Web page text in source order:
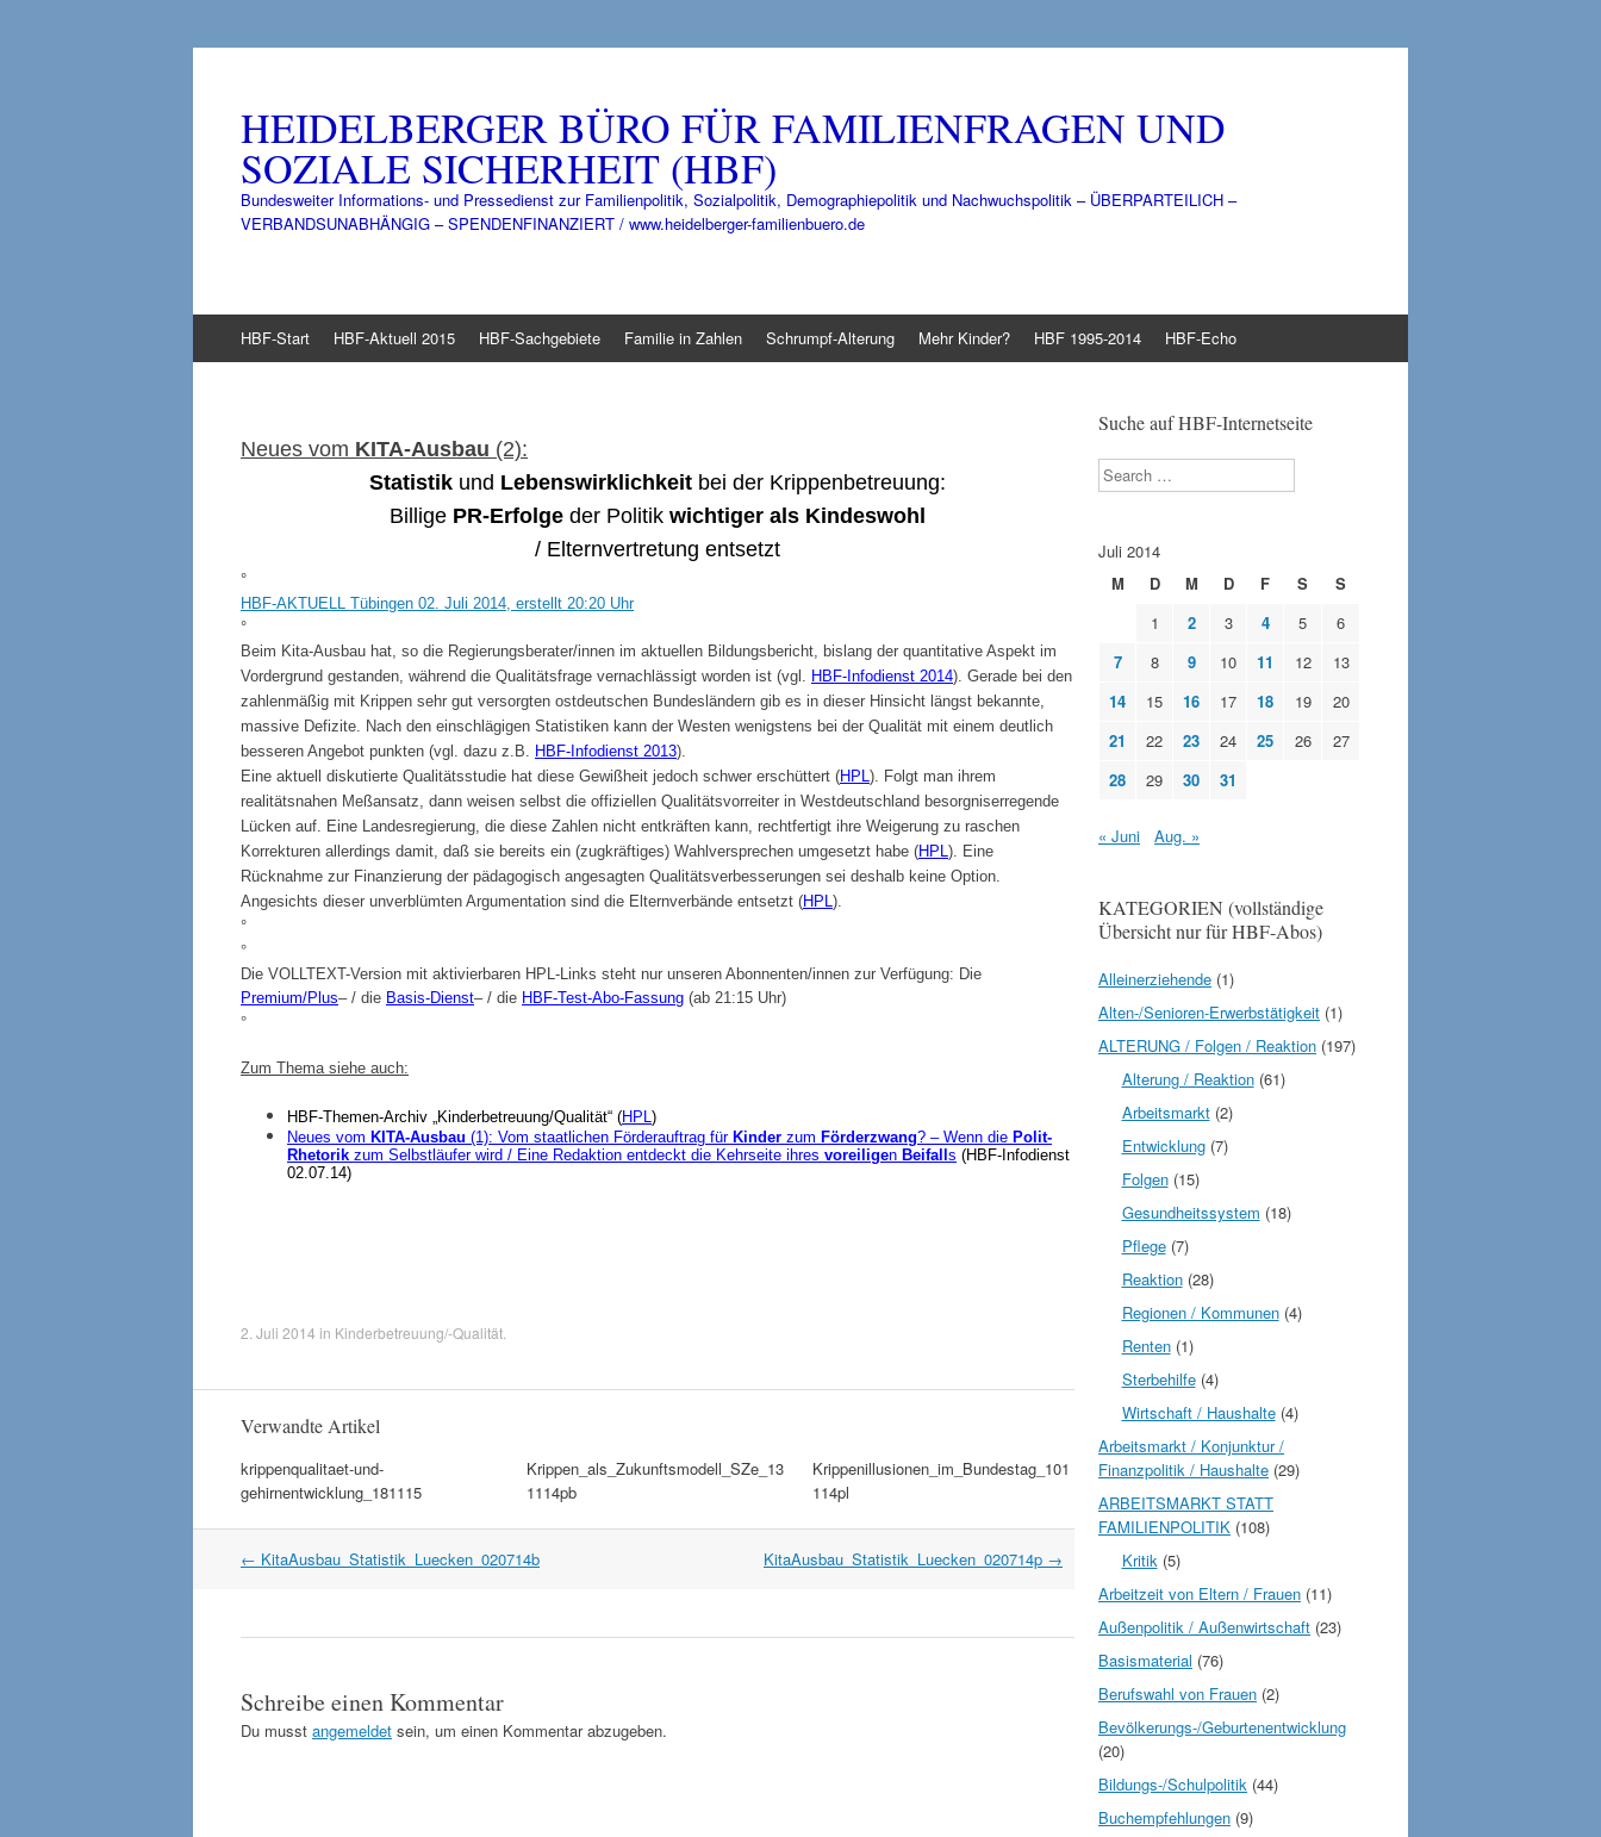
HEIDELBERGER BÜRO FÜR FAMILIENFRAGEN UND
SOZIALE SICHERHEIT (HBF)
Bundesweiter Informations- und Pressedienst zur Familienpolitik, Sozialpolitik, Demographiepolitik und Nachwuchspolitik – ÜBERPARTEILICH –
VERBANDSUNABHÄNGIG – SPENDENFINANZIERT / www.heidelberger-familienbuero.de
Inhalt
HBF-Start HBF-Aktuell 2015 HBF-Sachgebiete Familie in Zahlen Schrumpf-Alterung Mehr Kinder? HBF 1995-2014 HBF-Echo
Neues vom KITA-Ausbau (2):
Statistik und Lebenswirklichkeit bei der Krippenbetreuung:
Billige PR-Erfolge der Politik wichtiger als Kindeswohl
/ Elternvertretung entsetzt
°
HBF-AKTUELL Tübingen 02. Juli 2014, erstellt 20:20 Uhr
°
Beim Kita-Ausbau hat, so die Regierungsberater/innen im aktuellen Bildungsbericht, bislang der quantitative Aspekt im
Vordergrund gestanden, während die Qualitätsfrage vernachlässigt worden ist (vgl. HBF-Infodienst 2014). Gerade bei den
zahlenmäßig mit Krippen sehr gut versorgten ostdeutschen Bundesländern gib es in dieser Hinsicht längst bekannte,
massive Defizite. Nach den einschlägigen Statistiken kann der Westen wenigstens bei der Qualität mit einem deutlich
besseren Angebot punkten (vgl. dazu z.B. HBF-Infodienst 2013).
Eine aktuell diskutierte Qualitätsstudie hat diese Gewißheit jedoch schwer erschüttert (HPL ). Folgt man ihrem
realitätsnahen Meßansatz, dann weisen selbst die offiziellen Qualitätsvorreiter in Westdeutschland besorgniserregende
Lücken auf. Eine Landesregierung, die diese Zahlen nicht entkräften kann, rechtfertigt ihre Weigerung zu raschen
Korrekturen allerdings damit, daß sie bereits ein (zugkräftiges) Wahlversprechen umgesetzt habe (HPL ). Eine
Rücknahme zur Finanzierung der pädagogisch angesagten Qualitätsverbesserungen sei deshalb keine Option.
Angesichts dieser unverblümten Argumentation sind die Elternverbände entsetzt (HPL ).
°
°
Die VOLLTEXT-Version mit aktivierbaren HPL-Links steht nur unseren Abonnenten/innen zur Verfügung: Die
Premium/Plus– / die Basis-Dienst– / die HBF-Test-Abo-Fassung (ab 21:15 Uhr)
°
Zum Thema siehe auch:
HBF-Themen-Archiv „Kinderbetreuung/Qualität“ (HPL )
Neues vom KITA-Ausbau (1): Vom staatlichen Förderauftrag für Kinder zum Förderzwang? – Wenn die Polit-
Rhetorik zum Selbstläufer wird / Eine Redaktion entdeckt die Kehrseite ihres voreiligen Beifalls (HBF-Infodienst
02.07.14)
2. Juli 2014 in Kinderbetreuung/-Qualität
Verwandte Artikel
krippenqualitaet-und-
gehirnentwicklung_181115
Krippen_als_Zukunftsmodell_SZe_13
1114pb
Krippenillusionen_im_Bundestag_101
114pl
Artikel
← KitaAusbau_Statistik_Luecken_020714b KitaAusbau_Statistik_Luecken_020714p →
Schreibe einen Kommentar
Du musst angemeldet sein, um einen Kommentar abzugeben.
Suche auf HBF-Internetseite
Search
Juli 2014
M
D M D F S
S
1
2 3 4 5
6
7
8 9 10 11 12
13
14
15 16 17 18 19
20
21
22 23 24 25 26
27
28
29 30 31
« Juni Aug. »
KATEGORIEN (vollständige
Übersicht nur für HBF-Abos)
Alleinerziehende (1)
Alten-/Senioren-Erwerbstätigkeit (1)
ALTERUNG / Folgen / Reaktion (197)
Alterung / Reaktion(61)
Arbeitsmarkt(2)
Entwicklung(7)
Folgen(15)
Gesundheitssystem (18)
Pflege(7)
Reaktion(28)
Regionen / Kommunen(4)
Renten(1)
Sterbehilfe(4)
Wirtschaft / Haushalte(4)
Arbeitsmarkt / Konjunktur /
Finanzpolitik / Haushalte (29)
ARBEITSMARKT STATT
FAMILIENPOLITIK (108)
Kritik(5)
Arbeitzeit von Eltern / Frauen (11)
Außenpolitik / Außenwirtschaft (23)
Basismaterial (76)
Berufswahl von Frauen (2)
Bevölkerungs-/Geburtenentwicklung
(20)
Bildungs-/Schulpolitik (44)
Buchempfehlungen (9)